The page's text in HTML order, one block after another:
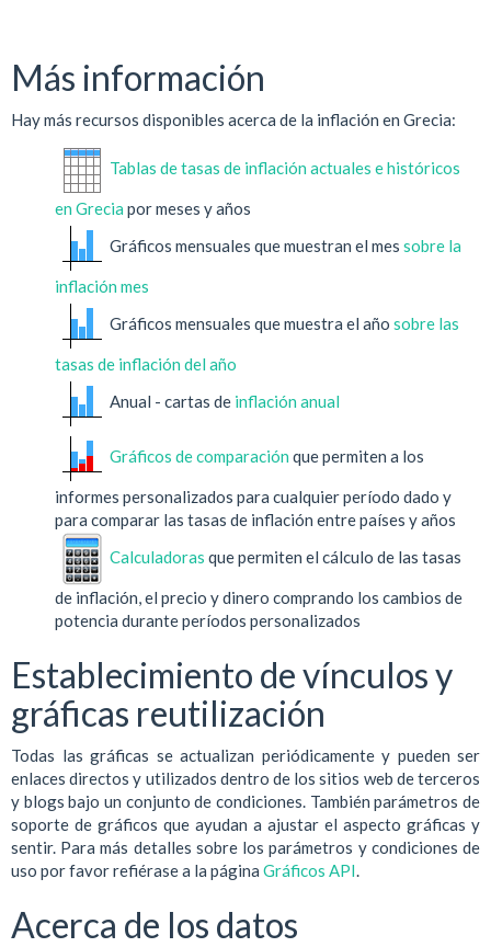
Más información
Hay más recursos disponibles acerca de la inflación en Grecia:
Tablas de tasas de inflación actuales e históricos
en Grecia por meses y años
Gráficos mensuales que muestran el mes sobre la
inflación mes
Gráficos mensuales que muestra el año sobre las
tasas de inflación del año
Anual - cartas de inflación anual
Gráficos de comparación que permiten a los
informes personalizados para cualquier período dado y
para comparar las tasas de inflación entre países y años
Calculadoras que permiten el cálculo de las tasas
de inflación, el precio y dinero comprando los cambios de
potencia durante períodos personalizados
Establecimiento de vínculos y
gráficas reutilización
Todas las gráficas se actualizan periódicamente y pueden ser
enlaces directos y utilizados dentro de los sitios web de terceros
y blogs bajo un conjunto de condiciones. También parámetros de
soporte de gráficos que ayudan a ajustar el aspecto gráficas y
sentir. Para más detalles sobre los parámetros y condiciones de
uso por favor refiérase a la página Gráficos API.
Acerca de los datos